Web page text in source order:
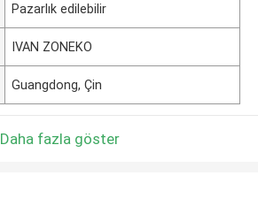
Pazarlık edilebilir
IVAN ZONEKO
Guangdong, Çin
Daha fazla göster